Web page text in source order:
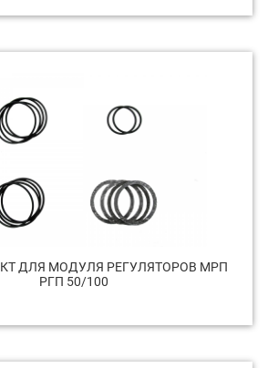
ДЛЯ МОДУЛЯ РЕГУЛЯТОРОВ МРП
РГП 50/100